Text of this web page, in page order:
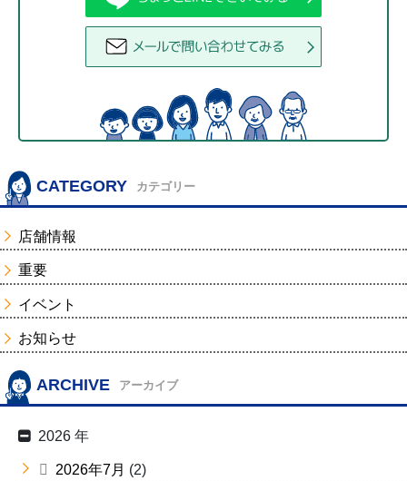
CATEGORY カテゴリー
店舗情報
重要
イベント
お知らせ
ARCHIVE アーカイブ
2026 年
2026年7月 (2)